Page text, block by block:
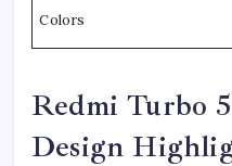
Colors
Redmi Turbo
Design